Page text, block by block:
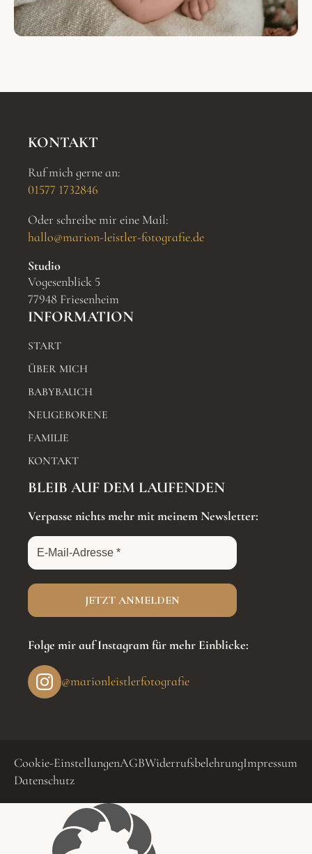
KONTAKT
Ruf mich gerne an:
01577 1732846
Oder schreibe mir eine Mail:
hallo@marion-leistler-fotografie.de
Studio
Vogesenblick 5
77948 Friesenheim
INFORMATION
START
ÜBER MICH
BABYBAUCH
NEUGEBORENE
FAMILIE
KONTAKT
BLEIB AUF DEM LAUFENDEN
Verpasse nichts mehr mit meinem Newsletter:
Folge mir auf Instagram für mehr Einblicke:
@marionleistlerfotografie
Cookie-EinstellungenAGBWiderrufsbelehrungImpressum
Datenschutz